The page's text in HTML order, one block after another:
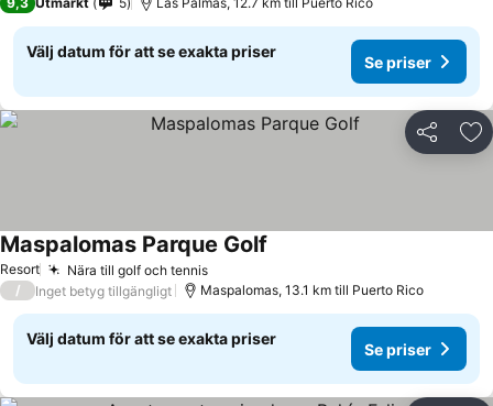
Välj datum för att se exakta priser
Se priser
Dela
Resort Nära till golf och tennis
Maspalomas Parque Golf
/ Inget betyg tillgängligt Maspalomas, 13.1 km till Puerto Rico
Välj datum för att se exakta priser
Se priser